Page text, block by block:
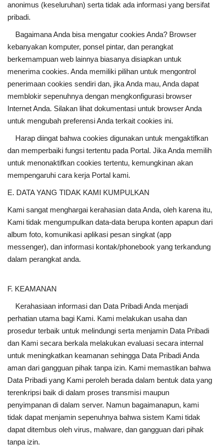
anonimus (keseluruhan) serta tidak ada informasi yang bersifat
pribadi.
Bagaimana Anda bisa mengatur cookies Anda? Browser
kebanyakan komputer, ponsel pintar, dan perangkat
berkemampuan web lainnya biasanya disiapkan untuk
menerima cookies. Anda memiliki pilihan untuk mengontrol
penerimaan cookies sendiri dan, jika Anda mau, Anda dapat
memblokir sepenuhnya dengan mengkonfigurasi browser
Internet Anda. Silakan lihat dokumentasi untuk browser Anda
untuk mengubah preferensi Anda terkait cookies ini.
Harap diingat bahwa cookies digunakan untuk mengaktifkan
dan memperbaiki fungsi tertentu pada Portal. Jika Anda memilih
untuk menonaktifkan cookies tertentu, kemungkinan akan
mempengaruhi cara kerja Portal kami.
E. DATA YANG TIDAK KAMI KUMPULKAN
Kami sangat menghargai kerahasian data Anda, oleh karena itu,
Kami tidak mengumpulkan data-data berupa konten apapun dari
album foto, komunikasi aplikasi pesan singkat (app
messenger), dan informasi kontak/phonebook yang terkandung
dalam perangkat anda.
F. KEAMANAN
Kerahasiaan informasi dan Data Pribadi Anda menjadi
perhatian utama bagi Kami. Kami melakukan usaha dan
prosedur terbaik untuk melindungi serta menjamin Data Pribadi
dan Kami secara berkala melakukan evaluasi secara internal
untuk meningkatkan keamanan sehingga Data Pribadi Anda
aman dari gangguan pihak tanpa izin. Kami memastikan bahwa
Data Pribadi yang Kami peroleh berada dalam bentuk data yang
terenkripsi baik di dalam proses transmisi maupun
penyimpanan di dalam server. Namun bagaimanapun, kami
tidak dapat menjamin sepenuhnya bahwa sistem Kami tidak
dapat ditembus oleh virus, malware, dan gangguan dari pihak
tanpa izin.